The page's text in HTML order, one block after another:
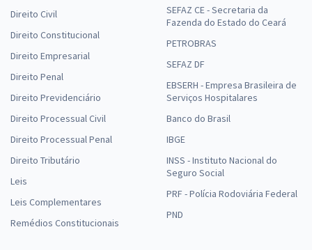
Direito Civil
Direito Constitucional
Direito Empresarial
Direito Penal
Direito Previdenciário
Direito Processual Civil
Direito Processual Penal
Direito Tributário
Leis
Leis Complementares
Remédios Constitucionais
SEFAZ CE - Secretaria da
Fazenda do Estado do Ceará
PETROBRAS
SEFAZ DF
EBSERH - Empresa Brasileira de
Serviços Hospitalares
Banco do Brasil
IBGE
INSS - Instituto Nacional do
Seguro Social
PRF - Polícia Rodoviária Federal
PND